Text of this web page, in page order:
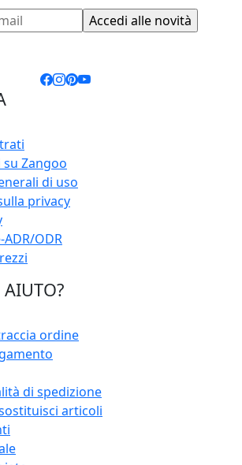
Zangoo
di uso
privacy
ODR
ordine
di spedizione
articoli